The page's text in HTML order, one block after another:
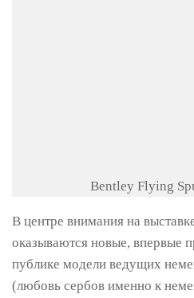
Bentley Flying
В центре внимания на
оказываются новые, впервые
публике модели ведущих
(любовь сербов именно к